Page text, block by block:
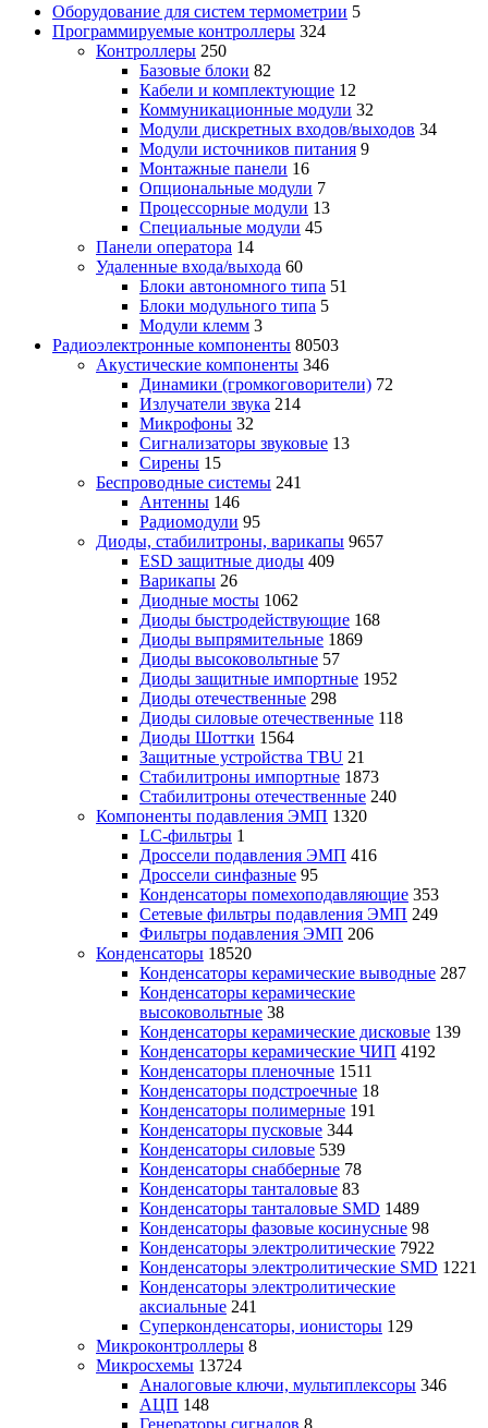
Оборудование для систем термометрии 5
Программируемые контроллеры 324
Контроллеры 250
Базовые блоки 82
Кабели и комплектующие 12
Коммуникационные модули 32
Модули дискретных входов/выходов 34
Модули источников питания 9
Монтажные панели 16
Опциональные модули 7
Процессорные модули 13
Специальные модули 45
Панели оператора 14
Удаленные входа/выхода 60
Блоки автономного типа 51
Блоки модульного типа 5
Модули клемм 3
Радиоэлектронные компоненты 80503
Акустические компоненты 346
Динамики (громкоговорители) 72
Излучатели звука 214
Микрофоны 32
Сигнализаторы звуковые 13
Сирены 15
Беспроводные системы 241
Антенны 146
Радиомодули 95
Диоды, стабилитроны, варикапы 9657
ESD защитные диоды 409
Варикапы 26
Диодные мосты 1062
Диоды быстродействующие 168
Диоды выпрямительные 1869
Диоды высоковольтные 57
Диоды защитные импортные 1952
Диоды отечественные 298
Диоды силовые отечественные 118
Диоды Шоттки 1564
Защитные устройства TBU 21
Стабилитроны импортные 1873
Стабилитроны отечественные 240
Компоненты подавления ЭМП 1320
LC-фильтры 1
Дроссели подавления ЭМП 416
Дроссели синфазные 95
Конденсаторы помехоподавляющие 353
Сетевые фильтры подавления ЭМП 249
Фильтры подавления ЭМП 206
Конденсаторы 18520
Конденсаторы керамические выводные 287
Конденсаторы керамические
высоковольтные 38
Конденсаторы керамические дисковые 139
Конденсаторы керамические ЧИП 4192
Конденсаторы пленочные 1511
Конденсаторы подстроечные 18
Конденсаторы полимерные 191
Конденсаторы пусковые 344
Конденсаторы силовые 539
Конденсаторы снабберные 78
Конденсаторы танталовые 83
Конденсаторы танталовые SMD 1489
Конденсаторы фазовые косинусные 98
Конденсаторы электролитические 7922
Конденсаторы электролитические SMD 1221
Конденсаторы электролитические
аксиальные 241
Суперконденсаторы, ионисторы 129
Микроконтроллеры 8
Микросхемы 13724
Аналоговые ключи, мультиплексоры 346
АЦП 148
Генераторы сигналов 8